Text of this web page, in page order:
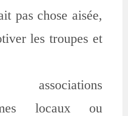
pas chose aisée,
les troupes et
associations
locaux ou